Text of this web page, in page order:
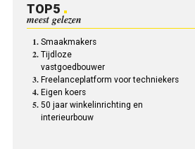
TOP5
meest gelezen
Smaakmakers
Tijdloze
­vastgoedbouwer
Freelanceplatform voor techniekers
Eigen koers
50 jaar winkelinrichting en
interieurbouw